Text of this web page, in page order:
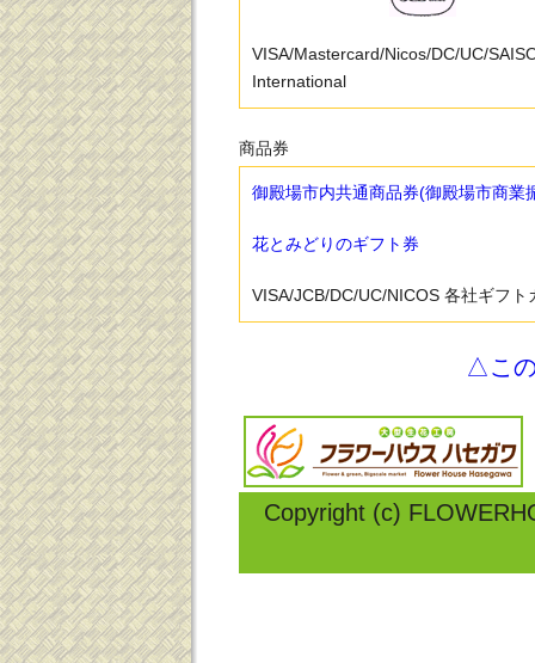
VISA/Mastercard/Nicos/DC/UC/
International
商品券
御殿場市内共通商品券(御殿場市商業
花とみどりのギフト券
VISA/JCB/DC/UC/NICOS 各社ギフト
△こ
Copyright (c)